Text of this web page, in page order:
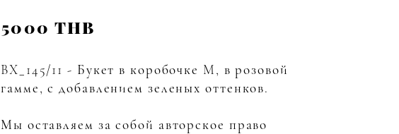
5000 THB
BX_145/11 - Букет в коробочке M, в розовой
гамме, с добавлением зеленых оттенков.
Мы оставляем за собой авторское право